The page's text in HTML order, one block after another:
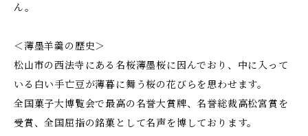
ん。
＜薄墨羊羹の歴史＞
松山市の西法寺にある名桜薄墨桜に因んでおり、中に入って
いる白い手亡豆が薄暮に舞う桜の花びらを思わせます。
全国菓子大博覧会で最高の名誉大賞牌、名誉総裁高松宮賞を
受賞、全国屈指の銘菓として名声を博しております。